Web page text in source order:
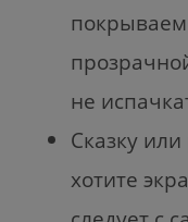
не
Сказку
хотите